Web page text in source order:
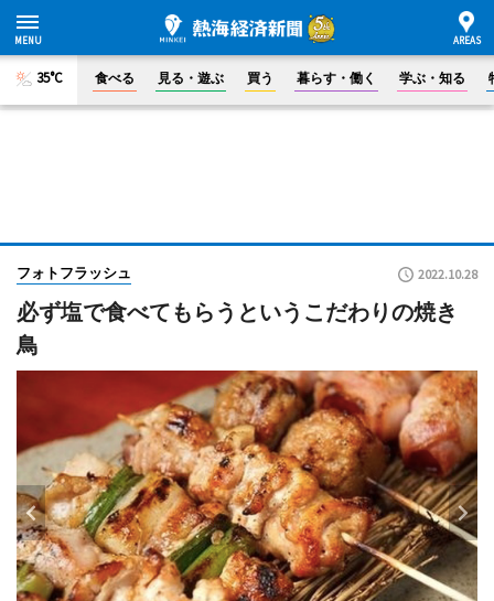
35°C 食べる 見る・遊ぶ 買う 暮らす・働く 学ぶ・知る
フォトフラッシュ 2022.10.28
必ず塩で食べてもらうというこだわりの焼き
鳥